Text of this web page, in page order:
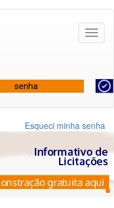
Esqueci minha senha
Informativo de
Licitações
gratuita aqui